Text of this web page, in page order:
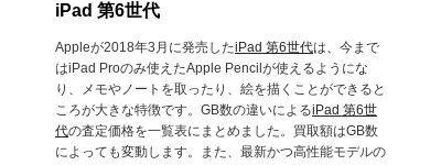
iPad 第6世代
Appleが2018年3月に発売したiPad 第6世代は、今まで
はiPad Proのみ使えたApple Pencilが使えるようにな
り、メモやノートを取ったり、絵を描くことができると
ころが大きな特徴です。GB数の違いによるiPad 第6世
代の査定価格を一覧表にまとめました。買取額はGB数
によっても変動します。また、最新かつ高性能モデルの